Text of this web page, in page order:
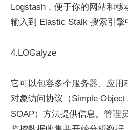
Logstash，便于你的网站和
输入到 Elastic Stalk 搜索引擎
4.LOGalyze
它可以包容多个服务器、应用
对象访问协议（Simple Object
SOAP）方法提供信息。管理